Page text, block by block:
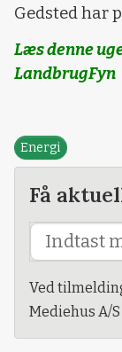
Gedsted har
Læs denne
LandbrugFyn
Energi
Få
Ved
Mediehus A/